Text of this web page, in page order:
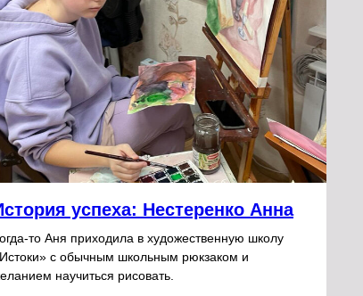
успеха: Нестеренко Анна
то Аня приходила в художественную школу
с обычным школьным рюкзаком и
научиться рисовать.